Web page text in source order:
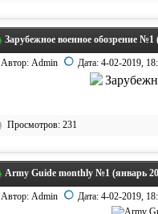
Зарубежное военное обозрение №1
Автор: Admin Дата: 4-02-2019,
Просмотров: 231
Army Guide monthly №1 (январь
Автор: Admin Дата: 4-02-2019,